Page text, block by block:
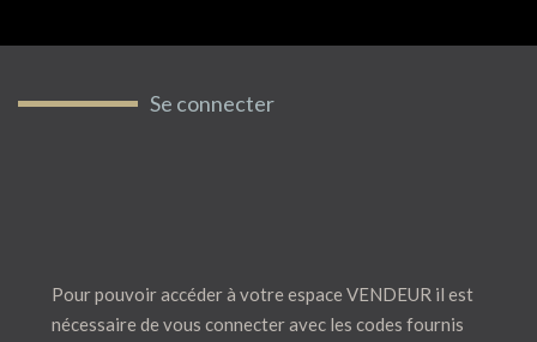
Se connecter
Pour pouvoir accéder à votre espace VENDEUR il est
nécessaire de vous connecter avec les codes fournis